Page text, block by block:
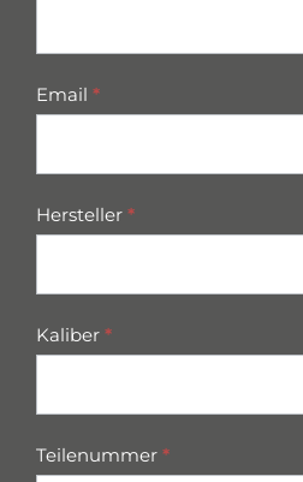
Email *
Hersteller *
Kaliber *
Teilenummer *